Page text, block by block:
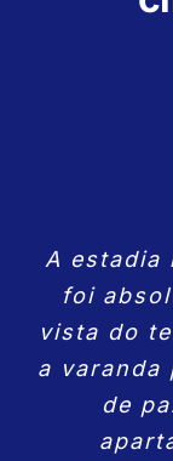
A estadia
foi
vista do
a varanda
de
Como
os
O
dia
Minha
7 Saias
estava
da praia
Os
uma
terraço